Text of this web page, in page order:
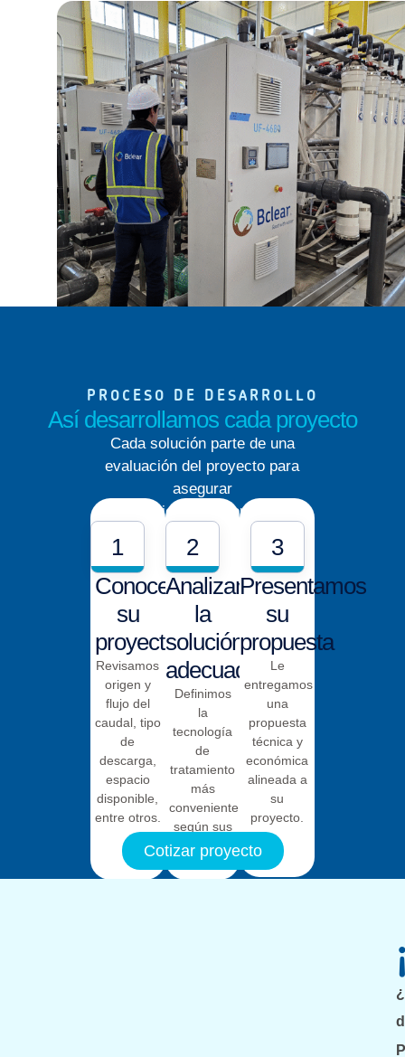
PROCESO DE DESARROLLO
Así desarrollamos cada proyecto
Cada solución parte de una
evaluación del proyecto para
asegurar
cumplimiento,funcionalidad y
1
Conocemos
su
proyecto
Revisamos
origen y
flujo del
caudal, tipo
de
descarga,
espacio
disponible,
entre otros.
2
Analizamos
la
solución
adecuada
Definimos
la
tecnología
de
tratamiento
más
conveniente
según sus
necesidades.
3
Presentamos
su
propuesta
Le
entregamos
una
propuesta
técnica y
económica
alineada a
su
proyecto.
Cotizar proyecto